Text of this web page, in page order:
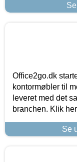
Office2go.dk
kontormøbler til
leveret med det
branchen. Klik
Se